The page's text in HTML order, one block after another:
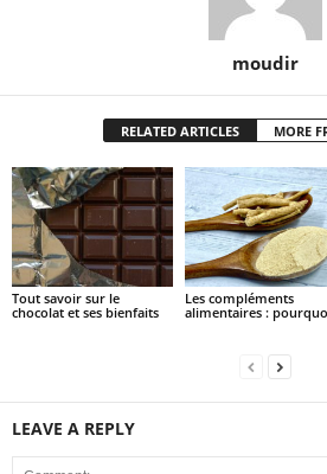
moudir
RELATED ARTICLES MORE
Tout savoir sur le
chocolat et ses bienfaits
Les compléments
alimentaires :
LEAVE A REPLY